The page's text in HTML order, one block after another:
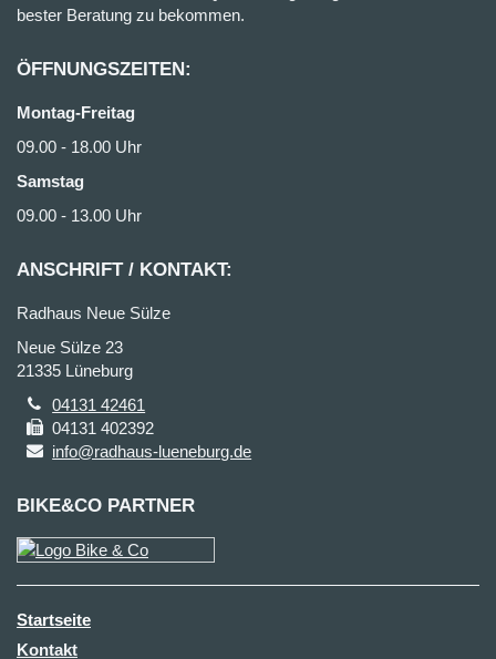
bester Beratung zu bekommen.
ÖFFNUNGSZEITEN:
Montag-Freitag
09.00 - 18.00 Uhr
Samstag
09.00 - 13.00 Uhr
ANSCHRIFT / KONTAKT:
Radhaus Neue Sülze
Neue Sülze 23
21335 Lüneburg
04131 42461
04131 402392
info@radhaus-lueneburg.de
BIKE&CO PARTNER
Startseite
Kontakt